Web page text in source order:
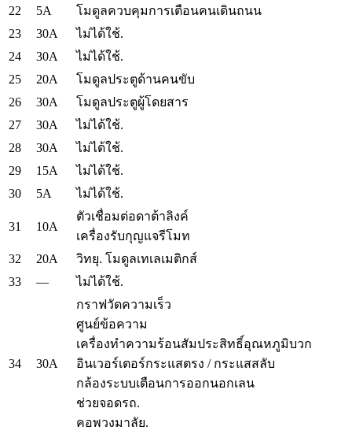
22
5A
โมดูลควบคุมการเตือนคนเดินถนน
23
30A
ไม่ได้ใช้.
24
30A
ไม่ได้ใช้.
25
20A
โมดูลประตูด้านคนขับ
26
30A
โมดูลประตูผู้โดยสาร
27
30A
ไม่ได้ใช้.
28
30A
ไม่ได้ใช้.
29
15A
ไม่ได้ใช้.
30
5A ไม่ได้ใช้.
31 10A
ตัวเชื่อมต่อดาต้าลิงค์
เครื่องรับกุญแจรีโมท
32
20A วิทยุ. โมดูลเทเลเมติกส์
33
— ไม่ได้ใช้.
34 30A
กราฟวัดความเร็ว
ศูนย์ข้อความ
เครื่องทำความร้อนสัมประสิทธิ์อุณหภูมิบวก
อินเวอร์เตอร์กระแสตรง / กระแสสลับ
กล้องระบบเตือนการออกนอกเลน
ช่วยจอดรถ.
คอพวงมาลัย.